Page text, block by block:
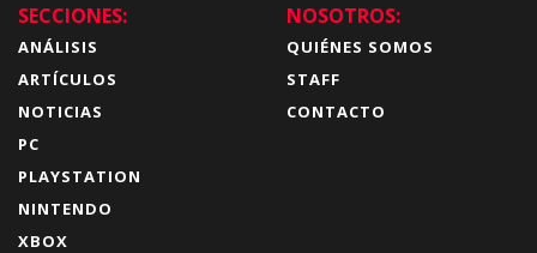
SECCIONES:
ANÁLISIS
ARTÍCULOS
NOTICIAS
PC
PLAYSTATION
NINTENDO
XBOX
NOSOTROS:
QUIÉNES SOMOS
STAFF
CONTACTO